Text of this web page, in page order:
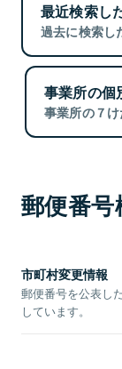
最近検索し
過去に検索し
事業所の個
事業所の７け
郵便番
市町村変更情報
郵便番号を公表し
しています。